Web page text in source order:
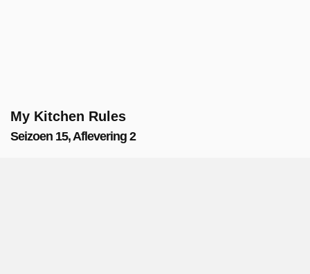
My Kitchen Rules
Seizoen 15, Aflevering 2